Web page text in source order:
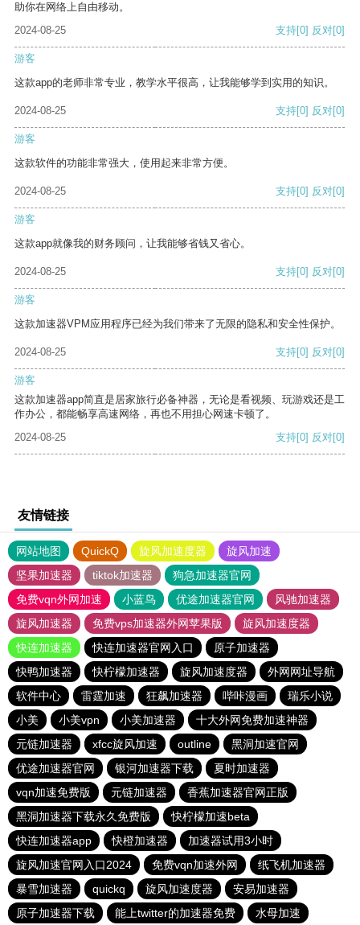
助你在网络上自由移动。
2024-08-25
支持[0] 反对[0]
游客
这款app的老师非常专业，教学水平很高，让我能够学到实用的知识。
2024-08-25 支持[0] 反对[0]
游客
这款软件的功能非常强大，使用起来非常方便。
2024-08-25 支持[0] 反对[0]
游客
这款app就像我的财务顾问，让我能够省钱又省心。
2024-08-25 支持[0] 反对[0]
游客
这款加速器VPM应用程序已经为我们带来了无限的隐私和安全性保护。
2024-08-25 支持[0] 反对[0]
游客
这款加速器app简直是居家旅行必备神器，无论是看视频、玩游戏还是工
作办公，都能畅享高速网络，再也不用担心网速卡顿了。
2024-08-25
支持[0] 反对[0]
友情链接
网站地图 QuickQ 旋风加速度器
旋风加速
坚果加速器
tiktok加速器
狗急加速器官网
免费vqn外网加速
小蓝鸟 优途加速器官网
风驰加速器
旋风加速器
免费vps加速器外网苹果版
旋风加速度器
快连加速器
快连加速器官网入口
原子加速器
快鸭加速器
快柠檬加速器 旋风加速度器
外网网址导航
软件中心
雷霆加速 狂飙加速器 哔咔漫画
瑞乐小说
小美
小美vpn 小美加速器
十大外网免费加速神器
元链加速器
xfcc旋风加速 outline
黑洞加速官网
优途加速器官网
银河加速器下载
夏时加速器
vqn加速免费版
元链加速器
香蕉加速器官网正版
黑洞加速器下载永久免费版
快柠檬加速beta
快连加速器app
快橙加速器
加速器试用3小时
旋风加速官网入口2024
免费vqn加速外网
纸飞机加速器
暴雪加速器
quickq 旋风加速度器
安易加速器
原子加速器下载
能上twitter的加速器免费 水母加速